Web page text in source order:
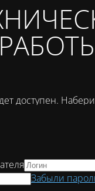
доступен.
Забыли